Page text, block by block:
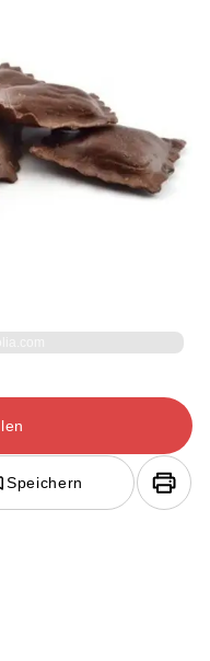
Speichern